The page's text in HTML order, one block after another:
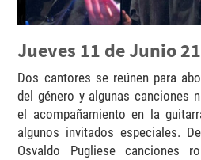
Jueves 11 de Junio
Dos cantores se reúnen para
del género y algunas canciones
el acompañamiento en la
algunos invitados especiales.
Osvaldo Pugliese canciones